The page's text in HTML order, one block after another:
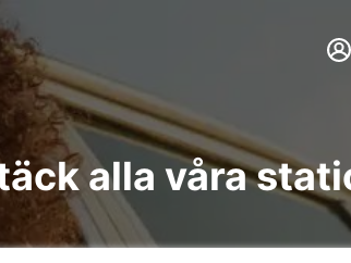
alla våra